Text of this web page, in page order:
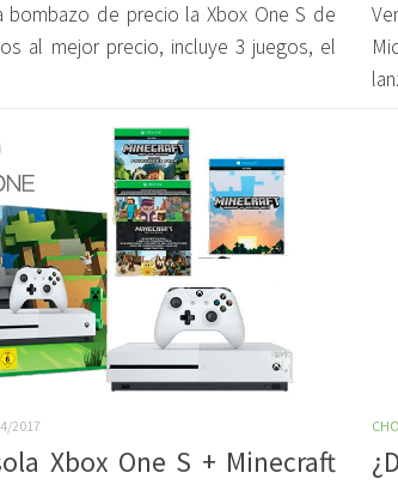
bombazo de precio la Xbox One S de
al mejor precio, incluye 3 juegos, el
2017
Xbox One S + Minecraft